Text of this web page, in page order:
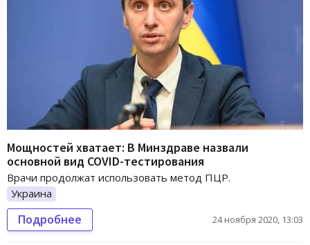
Мощностей хватает: В Минздраве назвали
основной вид COVID-тестирования
Врачи продолжат использовать метод ПЦР.
Украина
Подробнее 24 ноября 2020, 13:03